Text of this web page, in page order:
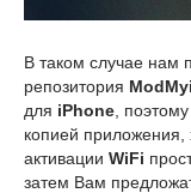
В таком случае нам
репозитория ModMyi
для iPhone ,
копией приложения,
активации WiFi
затем Вам